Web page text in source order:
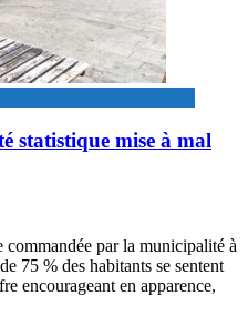
statistique mise à mal
par la municipalité à
75 % des habitants se sentent
encourageant en apparence,